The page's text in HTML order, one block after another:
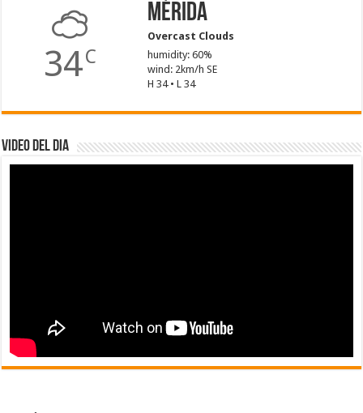
34C
Mérida
Overcast Clouds
humidity: 60%
wind: 2km/h SE
H 34 • L 34
Video del dia